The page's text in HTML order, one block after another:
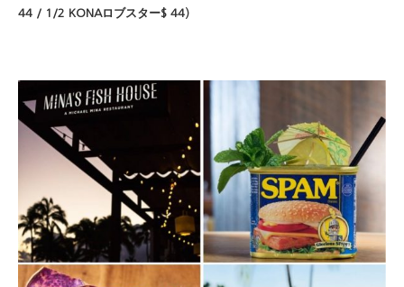
44 / 1/2 KONAロブスター$ 44）